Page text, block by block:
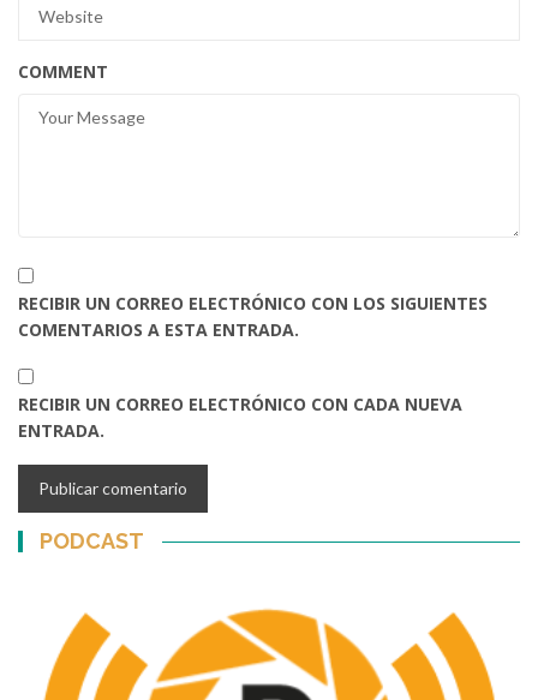
COMMENT
RECIBIR UN CORREO ELECTRÓNICO CON LOS SIGUIENTES
COMENTARIOS A ESTA ENTRADA.
RECIBIR UN CORREO ELECTRÓNICO CON CADA NUEVA
ENTRADA.
PODCAST